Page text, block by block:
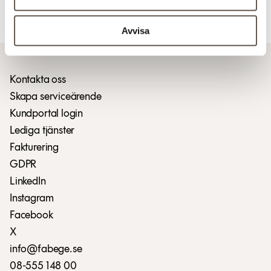
Avvisa
Kontakta oss
Skapa serviceärende
Kundportal login
Lediga tjänster
Fakturering
GDPR
LinkedIn
Instagram
Facebook
X
info@fabege.se
08-555 148 00